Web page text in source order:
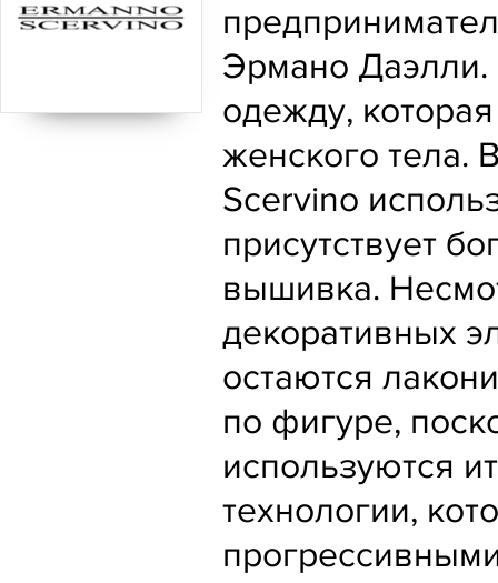
Эрмано
одежду,
женского тела.
Scervino
присутствует
вышивка.
декоративных
остаются
по фигуре,
используются
технологии,